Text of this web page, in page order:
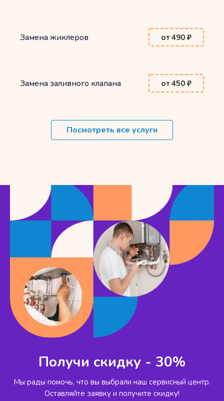
Замена жиклеров от 490 ₽
Замена заливного клапана от 450 ₽
Посмотреть все услуги
Получи скидку - 30%
Мы рады помочь, что вы выбрали наш сервисный центр.
Оставляйте заявку и получите скидку!